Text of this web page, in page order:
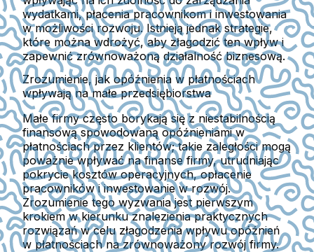
wydatkami, płacenia pracownikom i inwestowania
w możliwości rozwoju. Istnieją jednak strategie,
które można wdrożyć, aby złagodzić ten wpływ i
zapewnić zrównoważoną działalność biznesową.
Zrozumienie, jak opóźnienia w płatnościach
wpływają na małe przedsiębiorstwa
Małe firmy często borykają się z niestabilnością
finansową spowodowaną opóźnieniami w
płatnościach przez klientów; takie zaległości mogą
poważnie wpływać na finanse firmy, utrudniając
pokrycie kosztów operacyjnych, opłacenie
pracowników i inwestowanie w rozwój.
Zrozumienie tego wyzwania jest pierwszym
krokiem w kierunku znalezienia praktycznych
rozwiązań w celu złagodzenia wpływu opóźnień
w płatnościach na zrównoważony rozwój firmy.